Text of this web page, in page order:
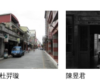
杜羿璇 陳昱君